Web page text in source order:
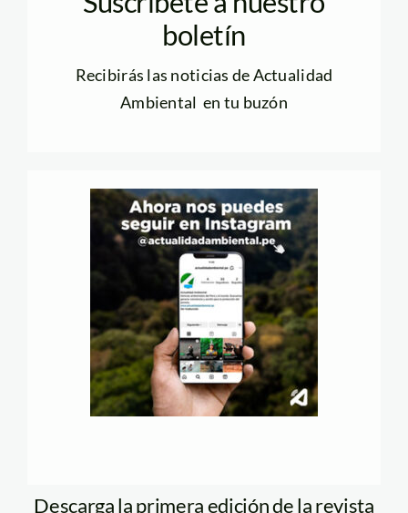
boletín
Recibirás las noticias de Actualidad
Ambiental en tu buzón
Descarga la primera edición de la revista